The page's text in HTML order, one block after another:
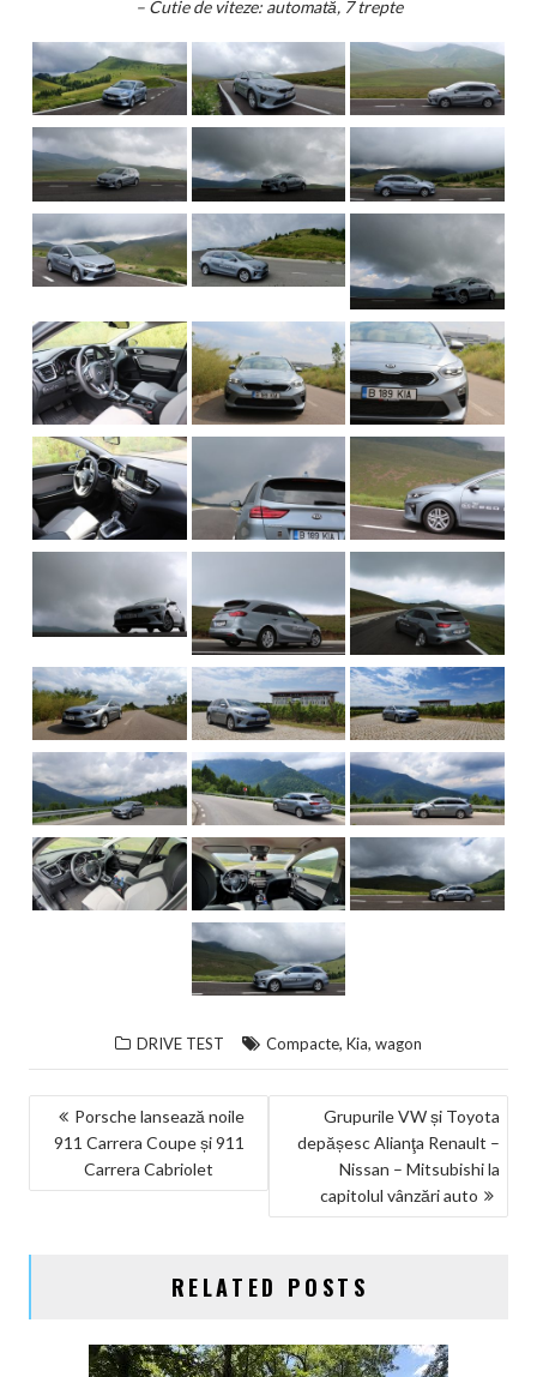
– Cutie de viteze: automată, 7 trepte
DRIVE TEST Compacte, Kia, wagon
NAVIGARE
ÎN
ARTICOLE
Porsche lansează noile
911 Carrera Coupe și 911
Carrera Cabriolet
Grupurile VW și Toyota
depășesc Alianţa Renault –
Nissan – Mitsubishi la
capitolul vânzări auto
RELATED POSTS